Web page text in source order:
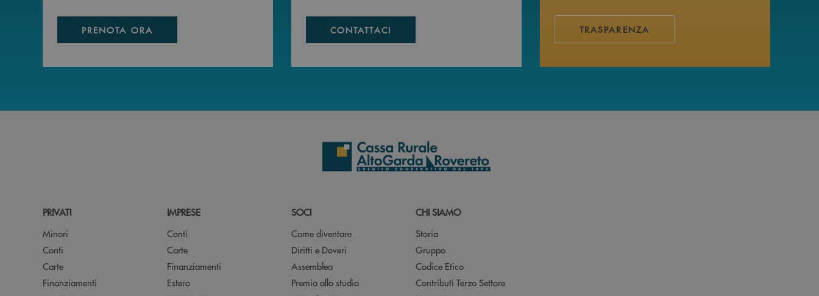
PRENOTA ORA CONTATTACI TRASPARENZA
PRIVATI
Minori
Conti
Carte
Finanziamenti
IMPRESE
Conti
Carte
Finanziamenti
Estero
SOCI
Come diventare
Diritti e Doveri
Assemblea
Premio allo studio
CHI SIAMO
Storia
Gruppo
Codice Etico
Contributi Terzo Settore